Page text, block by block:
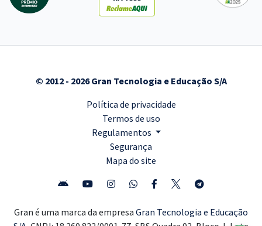
© 2012 - 2026 Gran Tecnologia e Educação S/A
Política de privacidade
Termos de uso
Regulamentos
Segurança
Mapa do site
Gran é uma marca da empresa Gran Tecnologia e Educação